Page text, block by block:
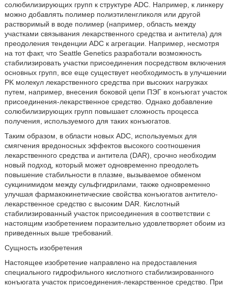
солюбилизирующих групп к структуре ADC. Например, к линкеру
можно добавлять полимер полиэтиленгликоля или другой
растворимый в воде полимер (например, область между
участками связывания лекарственного средства и антитела) для
преодоления тенденции ADC к агрегации. Например, несмотря
на тот факт, что Seattle Genetics разработали возможность
стабилизировать участки присоединения посредством включения
основных групп, все еще существует необходимость в улучшении
PK молекул лекарственного средства при высоких нагрузках
путем, например, внесения боковой цепи ПЭГ в конъюгат участок
присоединения-лекарственное средство. Однако добавление
солюбилизирующих групп повышает сложность процесса
получения, используемого для таких конъюгатов.
Таким образом, в области новых ADC, используемых для
смягчения вредоносных эффектов высокого соотношения
лекарственного средства и антитела (DAR), срочно необходим
новый подход, который может одновременно преодолеть
повышение стабильности в плазме, вызываемое обменом
сукцинимидом между сульфгидрилами, также одновременно
улучшая фармакокинетические свойства конъюгатов антитело-
лекарственное средство с высоким DAR. Кислотный
стабилизированный участок присоединения в соответствии с
настоящим изобретением поразительно удовлетворяет обоим из
приведенных выше требований.
Сущность изобретения
Настоящее изобретение направлено на предоставления
специального гидрофильного кислотного стабилизированного
конъюгата участок присоединения-лекарственное средство. При